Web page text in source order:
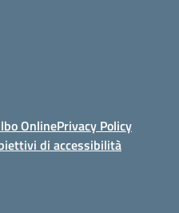
OnlinePrivacy Policy
di accessibilità